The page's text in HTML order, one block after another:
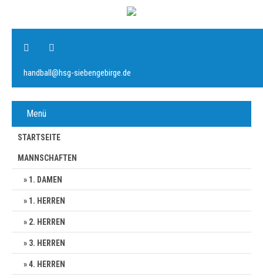
handball@hsg-siebengebirge.de
Menü
STARTSEITE
MANNSCHAFTEN
1. DAMEN
1. HERREN
2. HERREN
3. HERREN
4. HERREN